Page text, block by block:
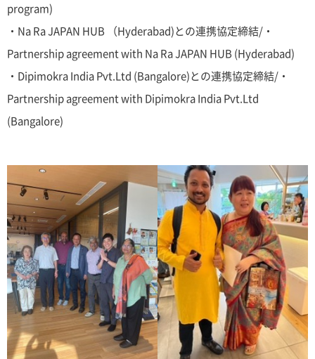
program)
・Na Ra JAPAN HUB （Hyderabad)との連携協定締結/・
Partnership agreement with Na Ra JAPAN HUB (Hyderabad)
・Dipimokra India Pvt.Ltd (Bangalore)との連携協定締結/・
Partnership agreement with Dipimokra India Pvt.Ltd
(Bangalore)